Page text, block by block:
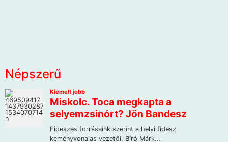
Népszerű